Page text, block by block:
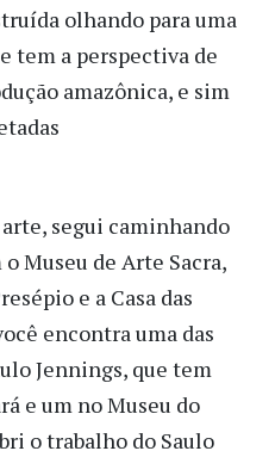
olhando para uma
tem a perspectiva de
amazônica, e sim
segui caminhando
Museu de Arte Sacra,
e a Casa das
encontrauma das
Jennings, que tem
e um no Museu do
o trabalho do Saulo